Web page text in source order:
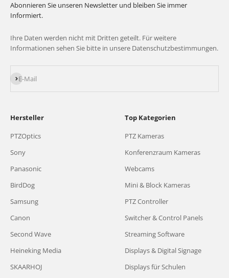
Abonnieren Sie unseren Newsletter und bleiben Sie immer
Informiert.
Ihre Daten werden nicht mit Dritten geteilt. Für weitere
Informationen sehen Sie bitte in unsere Datenschutzbestimmungen.
E-Mail
Abonnieren
Hersteller
PTZOptics
Sony
Panasonic
BirdDog
Samsung
Canon
Second Wave
Heineking Media
SKAARHOJ
Top Kategorien
PTZ Kameras
Konferenzraum Kameras
Webcams
Mini & Block Kameras
PTZ Controller
Switcher & Control Panels
Streaming Software
Displays & Digital Signage
Displays für Schulen